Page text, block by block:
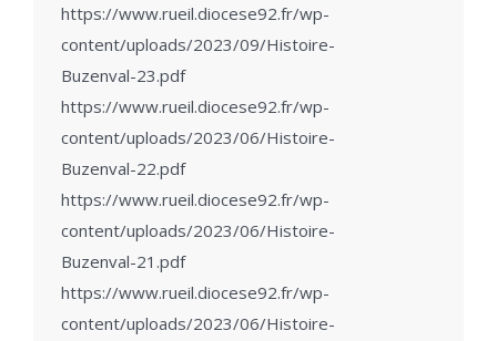
https://www.rueil.diocese92.fr/wp-
content/uploads/2023/09/Histoire-
Buzenval-23.pdf
https://www.rueil.diocese92.fr/wp-
content/uploads/2023/06/Histoire-
Buzenval-22.pdf
https://www.rueil.diocese92.fr/wp-
content/uploads/2023/06/Histoire-
Buzenval-21.pdf
https://www.rueil.diocese92.fr/wp-
content/uploads/2023/06/Histoire-